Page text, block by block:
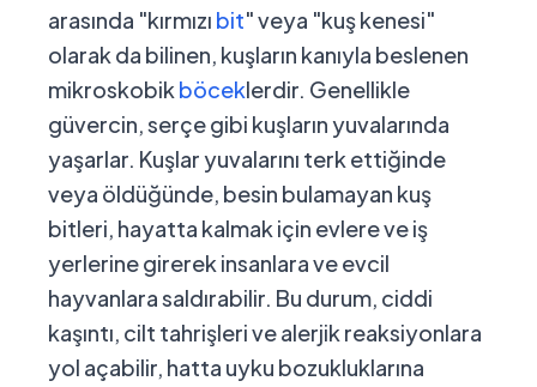
arasında "kırmızı bit" veya "kuş kenesi"
olarak da bilinen, kuşların kanıyla beslenen
mikroskobik böceklerdir. Genellikle
güvercin, serçe gibi kuşların yuvalarında
yaşarlar. Kuşlar yuvalarını terk ettiğinde
veya öldüğünde, besin bulamayan kuş
bitleri, hayatta kalmak için evlere ve iş
yerlerine girerek insanlara ve evcil
hayvanlara saldırabilir. Bu durum, ciddi
kaşıntı, cilt tahrişleri ve alerjik reaksiyonlara
yol açabilir, hatta uyku bozukluklarına